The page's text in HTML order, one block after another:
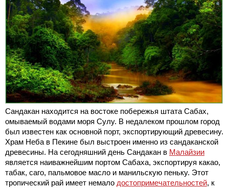
Сандакан находится на востоке побережья штата Сабах,
омываемый водами моря Сулу. В недалеком прошлом город
был известен как основной порт, экспортирующий древесину.
Храм Неба в Пекине был выстроен именно из сандаканской
древесины. На сегодняшний день Сандакан в Малайзии
является наиважнейшим портом Сабаха, экспортируя какао,
табак, саго, пальмовое масло и манильскую пеньку. Этот
тропический рай имеет немало достопримечательностей, к